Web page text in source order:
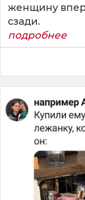
женщину
сзади.
подробнее